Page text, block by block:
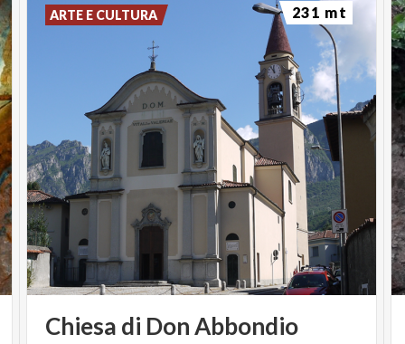
Chiesa di DonAbbondio
ARTE E CULTURA 231 mt